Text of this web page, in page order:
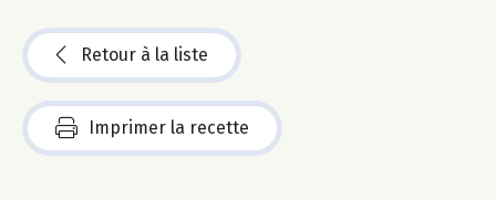
Retour à la liste
Imprimer la recette